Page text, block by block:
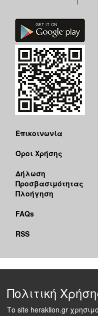
Επικοινωνία
Όροι Χρήσης
Δήλωση
Προσβασιμότητας
Πλοήγηση
FAQs
RSS
Πολιτική
Το site heraklion.gr